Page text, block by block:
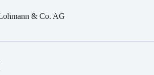
& Co. AG